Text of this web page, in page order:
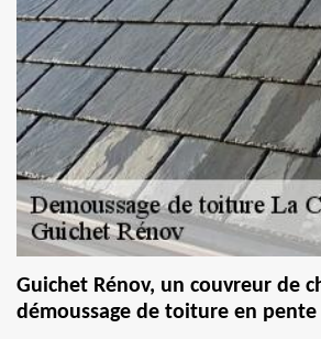
Guichet Rénov, un couvreur de
démoussage de toiture en pente